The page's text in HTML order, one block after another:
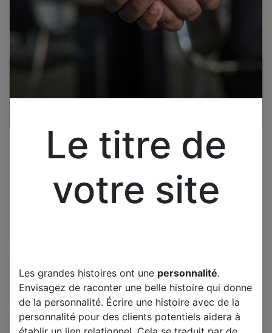
BRANDT B3207LD CARTE
INVERTER SSI320_4UA01
(0 avis)
Offre :25,00€
Le titre de
votre site
Les grandes histoires ont une personnalité.
Envisagez de raconter une belle histoire qui donne
de la personnalité. Écrire une histoire avec de la
personnalité pour des clients potentiels aidera à